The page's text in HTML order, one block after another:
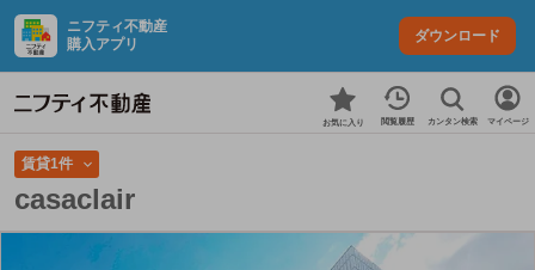
ニフティ不動産
購入アプリ
ダウンロード
お気に入り 閲覧履歴 カンタン検索 マイページ
賃貸1件
casaclair